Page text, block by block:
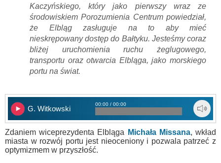
Kaczyńskiego, który jako pierwszy wraz ze
środowiskiem Porozumienia Centrum powiedział,
że Elbląg zasługuje na to aby mieć
nieskrępowany dostęp do Bałtyku. Jesteśmy coraz
bliżej uruchomienia ruchu żeglugowego,
transportu oraz otwarcia Elbląga, jako morskiego
portu na świat.
G. Witkowski
00:00 / 00:00
Zdaniem wiceprezydenta Elbląga Michała Missana, wkład
miasta w rozwój portu jest nieoceniony i pozwala patrzeć z
optymizmem w przyszłość.